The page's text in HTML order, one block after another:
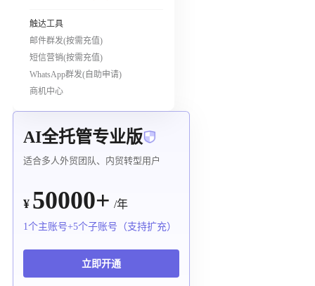
触达工具
邮件群发(按需充值)
短信营销(按需充值)
WhatsApp群发(自助申请)
商机中心
AI全托管专业版
适合多人外贸团队、内贸转型用户
¥ 50000+ /年
1个主账号+5个子账号（支持扩充）
立即开通